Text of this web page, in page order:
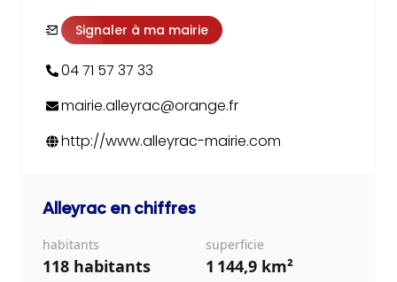
Signaler à ma mairie
04 71 57 37 33
mairie.alleyrac@orange.fr
http://www.alleyrac-mairie.com
Alleyrac en chiffres
habitants
118 habitants
superficie
1 144,9 km²